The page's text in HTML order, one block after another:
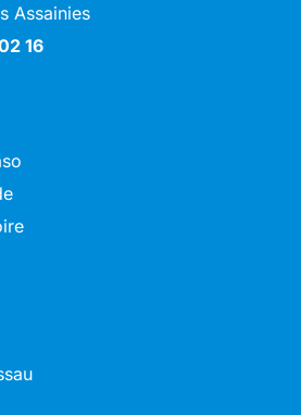
Assainies
16